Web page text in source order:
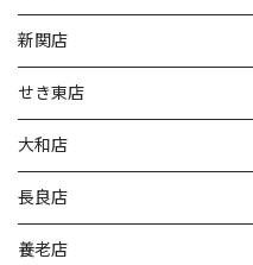
新関店
せき東店
大和店
長良店
養老店